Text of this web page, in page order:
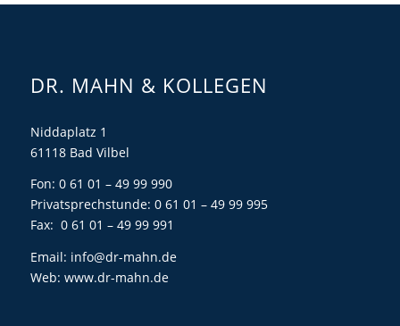
DR. MAHN & KOLLEGEN
Niddaplatz 1
61118 Bad Vilbel
Fon: 0 61 01 – 49 99 990
Privatsprechstunde: 0 61 01 – 49 99 995
Fax: 0 61 01 – 49 99 991
Email: info@dr-mahn.de
Web: www.dr-mahn.de